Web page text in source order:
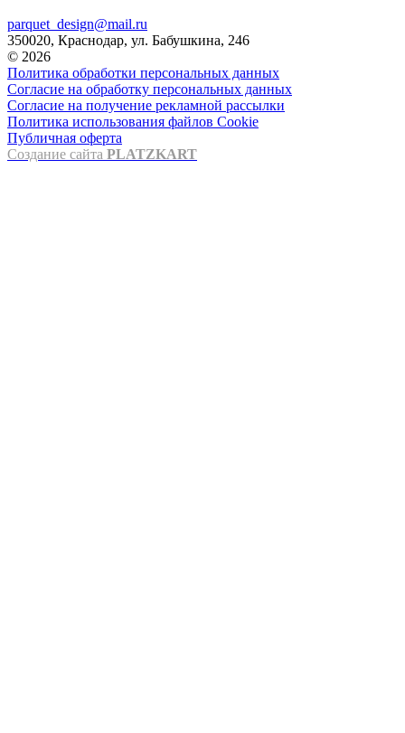
parquet_design@mail.ru
350020, Краснодар, ул. Бабушкина, 246
© 2026
Политика обработки персональных данных
Согласие на обработку персональных данных
Согласие на получение рекламной рассылки
Политика использования файлов Cookie
Публичная оферта
Создание сайта PLATZKART